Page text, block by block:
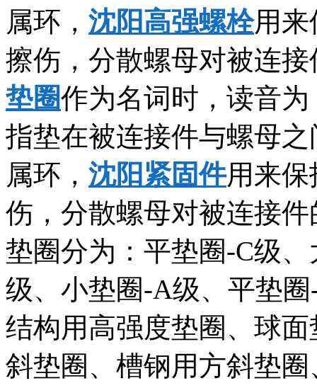
属环， 沈阳高强螺栓用来
擦伤，分散螺母对被连
垫圈作为名词时，读音
指垫在被连接件与螺母
属环， 沈阳紧固件用来保
伤，分散螺母对被连接
垫圈分为：平垫圈-C级
级、小垫圈-A级、平垫
结构用高强度垫圈、球
斜垫圈、槽钢用方斜垫